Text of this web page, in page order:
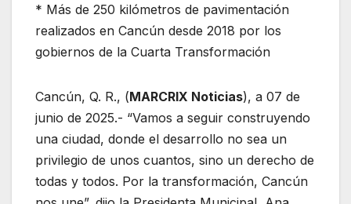
* Más de 250 kilómetros de pavimentación
realizados en Cancún desde 2018 por los
gobiernos de la Cuarta Transformación
Cancún, Q. R., (MARCRIX Noticias), a 07 de
junio de 2025.- “Vamos a seguir construyendo
una ciudad, donde el desarrollo no sea un
privilegio de unos cuantos, sino un derecho de
todas y todos. Por la transformación, Cancún